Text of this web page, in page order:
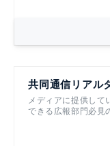
共同通信リアル
メディアに提供して
できる広報部門必見